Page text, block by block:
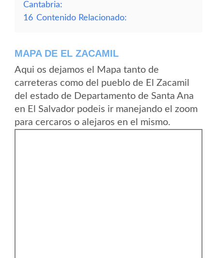
Cantabria:
16 Contenido Relacionado:
MAPA DE EL ZACAMIL
Aqui os dejamos el Mapa tanto de
carreteras como del pueblo de El Zacamil
del estado de Departamento de Santa Ana
en El Salvador podeis ir manejando el zoom
para cercaros o alejaros en el mismo.